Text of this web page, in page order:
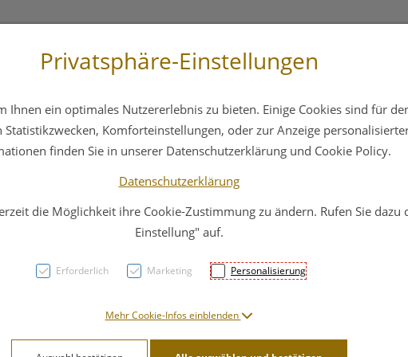
Hautpflege Familie Nahrungsergänzung
Silikon
PZN: 3067884
Privatsphäre-Einstellungen
Ihnen ein optimales Nutzererlebnis zu bieten. Einige Cookies sind für
Komforteinstellungen, oder zur Anzeige
finden Sie in unserer Datenschutzerklärung und Cookie Policy.
Datenschutzerklärung
die Möglichkeit ihre Cookie-Zustimmung zu ändern. Rufen Sie dazu
Einstellung" auf.
Erforderlich Marketing Personalisierung
Mehr Cookie-Infos einblenden